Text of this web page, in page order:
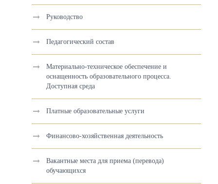
Руководство
Педагогический состав
Материально-техническое обеспечение и
оснащенность образовательного процесса.
Доступная среда
Платные образовательные услуги
Финансово-хозяйственная деятельность
Вакантные места для приема (перевода)
обучающихся